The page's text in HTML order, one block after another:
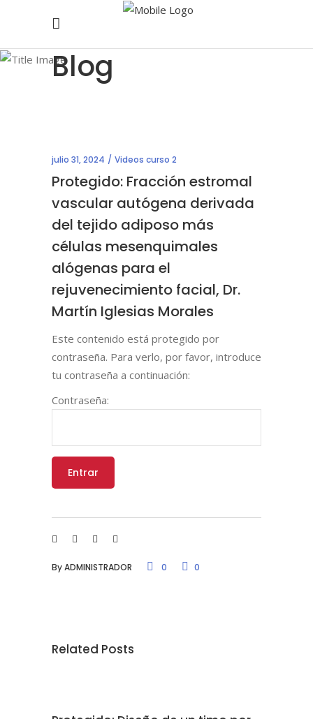
Blog
julio 31, 2024 Videos curso 2
Protegido: Fracción estromal
vascular autógena derivada
del tejido adiposo más
células mesenquimales
alógenas para el
rejuvenecimiento facial, Dr.
Martín Iglesias Morales
Este contenido está protegido por
contraseña. Para verlo, por favor, introduce
tu contraseña a continuación:
Contraseña:
ByADMINISTRADOR 0 0
Related Posts